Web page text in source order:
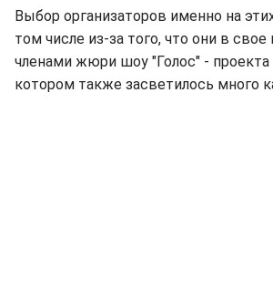
Выбор организаторов именно на
том числе из-за того, что они в
членами жюри шоу "Голос" -
котором также засветилось много